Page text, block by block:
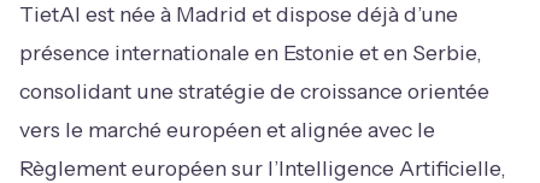
TietAI est née à Madrid et dispose déjà d’une
présence internationale en Estonie et en Serbie,
consolidant une stratégie de croissance orientée
vers le marché européen et alignée avec le
Règlement européen sur l’Intelligence Artificielle,